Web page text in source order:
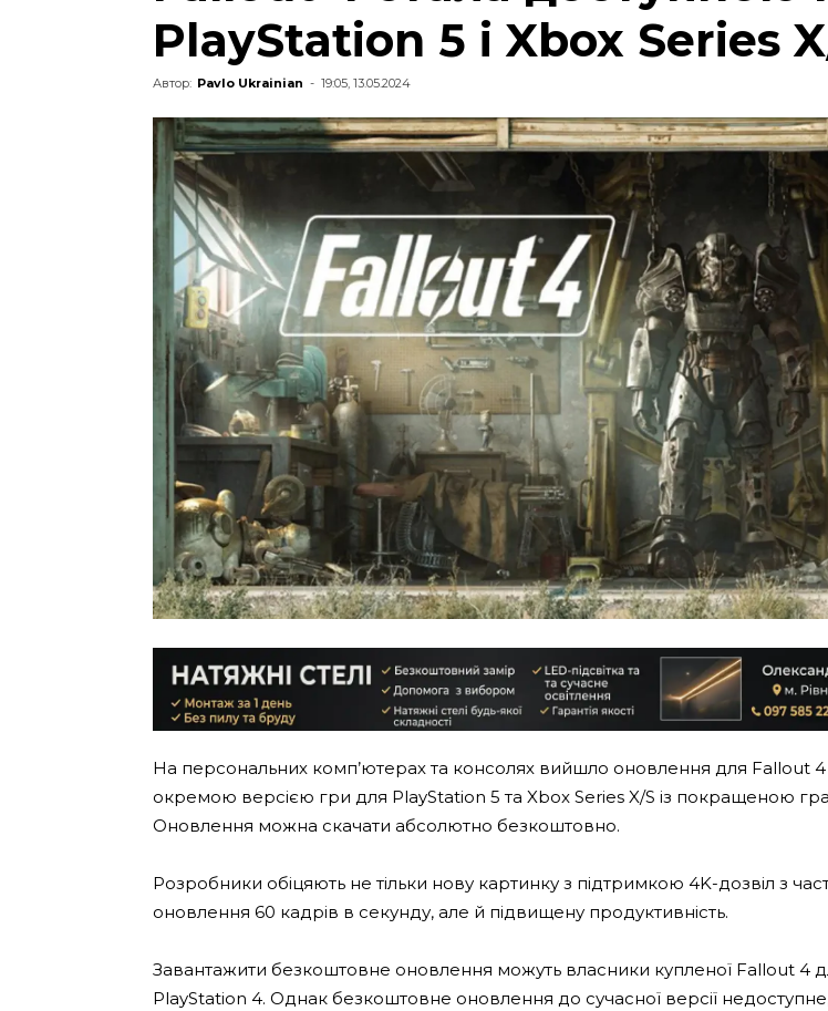
PlayStation 5 і Xbox Series
Автор: Pavlo Ukrainian - 19:05, 13.05.2024
На персональних комп’ютерах та консолях вийшло оновлення для Fallout 4
окремою версією гри для PlayStation 5 та Xbox Series X/S із покращеною
Оновлення можна скачати абсолютно безкоштовно.
Розробники обіцяють не тільки нову картинку з підтримкою 4K-дозвіл з
оновлення 60 кадрів в секунду, але й підвищену продуктивність.
Завантажити безкоштовне оновлення можуть власники купленої Fallout 4
PlayStation 4. Однак безкоштовне оновлення до сучасної версії